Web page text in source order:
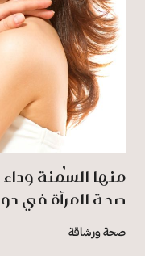
صحة المرأة في
صحة ورشاقة